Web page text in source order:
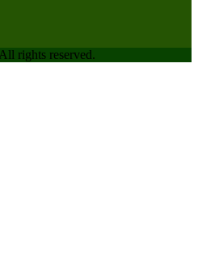
rights reserved.